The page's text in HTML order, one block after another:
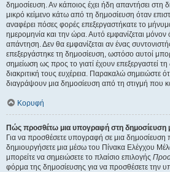
δημοσίευση. Αν κάποιος έχει ήδη απαντήσει στη
μικρό κείμενο κάτω από τη δημοσίευση όταν
αναφέρει πόσες φορές επεξεργαστήκατε το
ημερομηνία και την ώρα. Αυτό εμφανίζεται μόνον
απάντηση. Δεν θα εμφανίζεται αν ένας
επεξεργάστηκε τη δημοσίευση, ωστόσο αυτοί
σημείωση ως προς το γιατί έχουν επεξεργαστεί
διακριτική τους ευχέρεια. Παρακαλώ σημειώστε
διαγράψουν μια δημοσίευση από τη στιγμή που
Κορυφή
Πώς προσθέτω μια υπογραφή στη δημοσίευση
Για να προσθέσετε υπογραφή σε μια δημοσίευση
δημιουργήσετε μια μέσω του Πίνακα Ελέγχου
μπορείτε να σημειώσετε το πλαίσιο επιλογής
φόρμα της δημοσίευσης για να προσθέσετε την